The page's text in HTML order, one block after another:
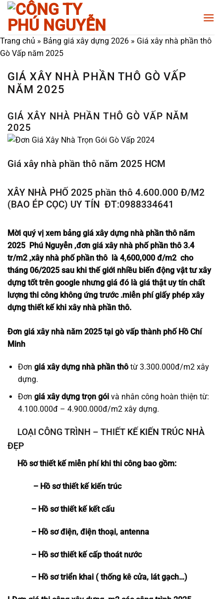
Chuyển
đến
nội
dung
Trang chủ » Bảng giá xây dựng 2026 » Giá xây nhà phần thô
Gò Vấp năm 2025
GIÁ XÂY NHÀ PHẦN THÔ GÒ VẤP
NĂM 2025
GIÁ XÂY NHÀ PHẦN THÔ GÒ VẤP NĂM
2025
Giá xây nhà phần thô năm 2025 HCM
XÂY NHÀ PHỐ 2025 phần thô 4.600.000 Đ/M2
(BAO ÉP CỌC) UY TÍN ĐT:0988334641
Mời quý vị xem bảng giá xây dựng nhà phần thô năm
2025 Phú Nguyễn ,đơn giá xây nhà phố phần thô 3.4
tr/m2 ,xây nhà phố phần thô là 4,600,000 đ/m2 cho
tháng 06/2025 sau khi thế giới nhiều biến động vật tư xây
dựng tốt trên google nhưng giá đó là giá thật uy tín chất
lượng thi công không ứng trước .miễn phí giấy phép xây
dựng thiết kế khi xây nhà phần thô.
Đơn giá xây nhà năm 2025 tại gò vấp thành phố Hồ Chí
Minh
Đơn giá xây dựng nhà phần thô từ 3.300.000đ/m2 xây
dựng.
Đơn giá xây dựng trọn góivà nhân công hoàn thiện từ:
4.100.000đ – 4.900.000đ/m2 xây dựng.
LOẠI CÔNG TRÌNH – THIẾT KẾ KIẾN TRÚC NHÀ
ĐẸP
Hồ sơ thiết kế miễn phí khi thi công bao gồm:
– Hồ sơ thiết kế kiến trúc
– Hồ sơ thiết kế kết cấu
– Hồ sơ điện, điện thoại, antenna
– Hồ sơ thiết kế cấp thoát nước
– Hồ sơ triển khai ( thống kê cửa, lát gạch…)